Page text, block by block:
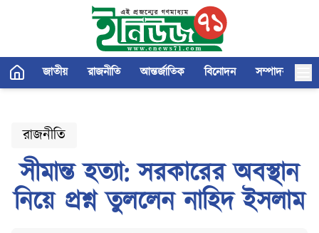
জাতীয় রাজনীতি আন্তর্জাতিক বিনোদন সম্পাদকীয়
রাজনীতি
সীমান্ত হত্যা: সরকারের অবস্থান
নিয়ে প্রশ্ন তুললেন নাহিদ ইসলাম